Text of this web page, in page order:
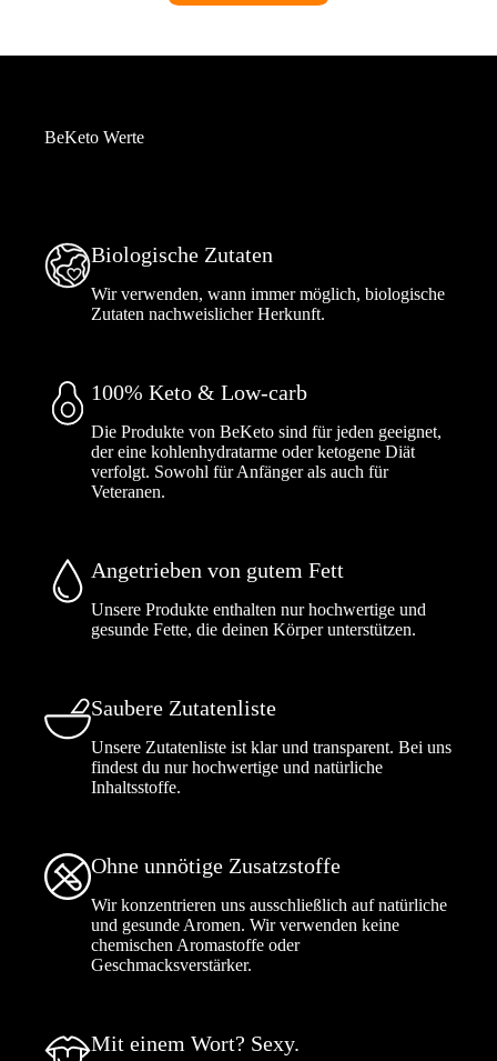
BeKeto Werte
Biologische Zutaten
Wir verwenden, wann immer möglich, biologische
Zutaten nachweislicher Herkunft.
100% Keto & Low-carb
Die Produkte von BeKeto sind für jeden geeignet,
der eine kohlenhydratarme oder ketogene Diät
verfolgt. Sowohl für Anfänger als auch für
Veteranen.
Angetrieben von gutem Fett
Unsere Produkte enthalten nur hochwertige und
gesunde Fette, die deinen Körper unterstützen.
Saubere Zutatenliste
Unsere Zutatenliste ist klar und transparent. Bei uns
findest du nur hochwertige und natürliche
Inhaltsstoffe.
Ohne unnötige Zusatzstoffe
Wir konzentrieren uns ausschließlich auf natürliche
und gesunde Aromen. Wir verwenden keine
chemischen Aromastoffe oder
Geschmacksverstärker.
Mit einem Wort? Sexy.